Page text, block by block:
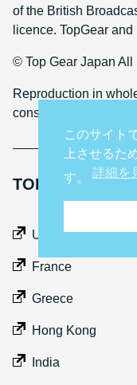
of the British
licence. TopGear
© Top Gear Japan All
Reproduction in
consent
TOP GEAR
UK
France
Greece
Hong Kong
India
このサイト
上させるた
す。 詳細を